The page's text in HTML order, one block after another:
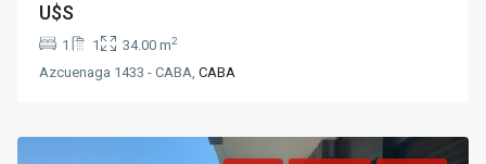
U$S
1 1 34.00 m2
Azcuenaga 1433 - CABA,CABA